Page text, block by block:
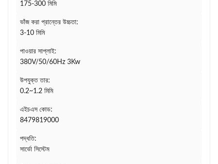
175-300 মিমি
ভাঁজ করা প্রান্তের উচ্চতা:
3-10 মিমি
পাওয়ার সাপ্লাই:
380V/50/60Hz 3Kw
উপযুক্ত তার:
0.2~1.2 মিমি
এইচএস কোড:
8479819000
পদ্ধতি:
সার্ভো সিস্টেম